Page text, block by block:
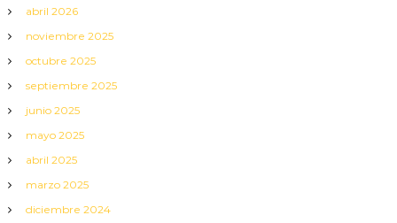
abril 2026
noviembre 2025
octubre 2025
septiembre 2025
junio 2025
mayo 2025
abril 2025
marzo 2025
diciembre 2024